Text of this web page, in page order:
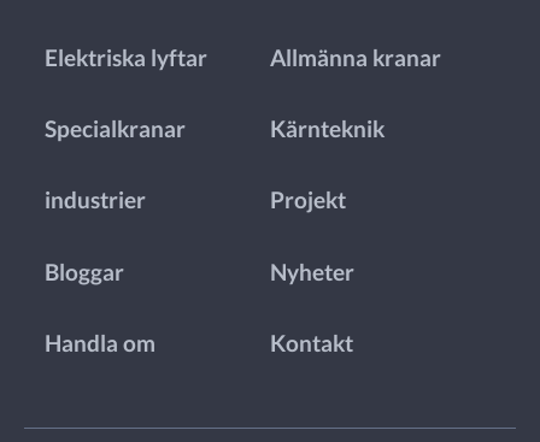
Elektriska lyftar Allmänna kranar
Specialkranar Kärnteknik
industrier Projekt
Bloggar Nyheter
Handla om Kontakt